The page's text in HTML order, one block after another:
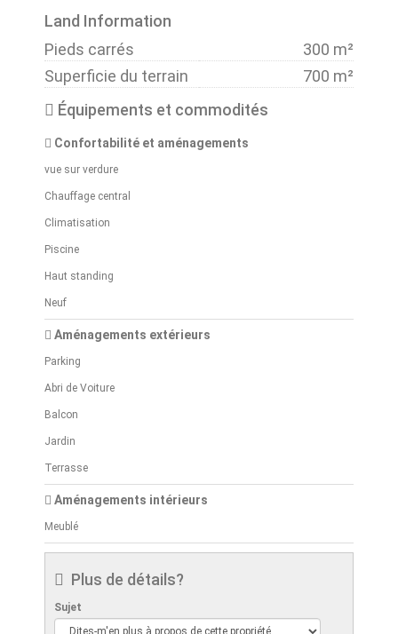
Land Information
Pieds carrés
300 m²
Superficie du terrain
700 m²
Équipements et commodités
Confortabilité et aménagements
vue sur verdure
Chauffage central
Climatisation
Piscine
Haut standing
Neuf
Aménagements extérieurs
Parking
Abri de Voiture
Balcon
Jardin
Terrasse
Aménagements intérieurs
Meublé
Plus de détails?
Sujet